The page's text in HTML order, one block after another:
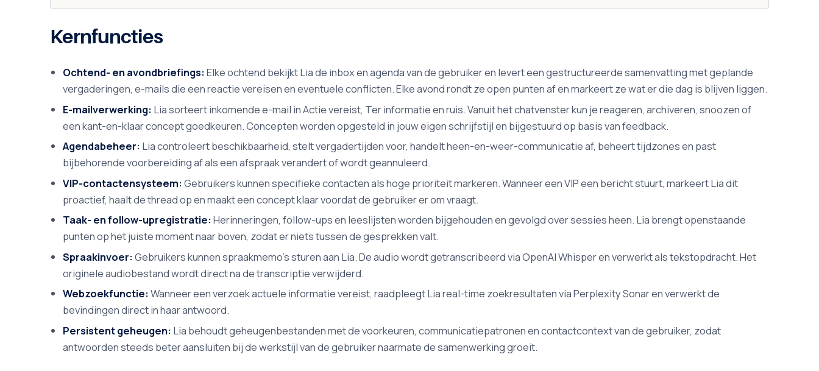
Kernfuncties
Ochtend- en avondbriefings:Elke ochtend bekijkt Lia de inbox en agenda van de gebruiker en levert een gestructureerde samenvatting met geplande
vergaderingen, e-mails die een reactie vereisen en eventuele conflicten. Elke avond rondt ze open punten af en markeert ze wat er die dag is blijven liggen.
E-mailverwerking: Lia sorteert inkomende e-mail in Actie vereist, Ter informatie en ruis. Vanuit het chatvenster kun je reageren, archiveren, snoozen of
een kant-en-klaar concept goedkeuren. Concepten worden opgesteld in jouw eigen schrijfstijl en bijgestuurd op basis van feedback.
Agendabeheer: Lia controleert beschikbaarheid, stelt vergadertijden voor, handelt heen-en-weer-communicatie af, beheert tijdzones en past
bijbehorende voorbereiding af als een afspraak verandert of wordt geannuleerd.
VIP-contactensysteem:Gebruikers kunnen specifieke contacten als hoge prioriteit markeren. Wanneer een VIP een bericht stuurt, markeert Lia dit
proactief, haalt de thread op en maakt een concept klaar voordat de gebruiker er om vraagt.
Taak- en follow-upregistratie:Herinneringen, follow-ups en leeslijsten worden bijgehouden en gevolgd over sessies heen. Lia brengt openstaande
punten op het juiste moment naar boven, zodat er niets tussen de gesprekken valt.
Spraakinvoer:Gebruikers kunnen spraakmemo's sturen aan Lia. De audio wordt getranscribeerd via OpenAI Whisper en verwerkt als tekstopdracht. Het
originele audiobestand wordt direct na de transcriptie verwijderd.
Webzoekfunctie:Wanneer een verzoek actuele informatie vereist, raadpleegt Lia real-time zoekresultaten via Perplexity Sonar en verwerkt de
bevindingen direct in haar antwoord.
Persistent geheugen: Lia behoudt geheugenbestanden met de voorkeuren, communicatiepatronen en contactcontext van de gebruiker, zodat
antwoorden steeds beter aansluiten bij de werkstijl van de gebruiker naarmate de samenwerking groeit.